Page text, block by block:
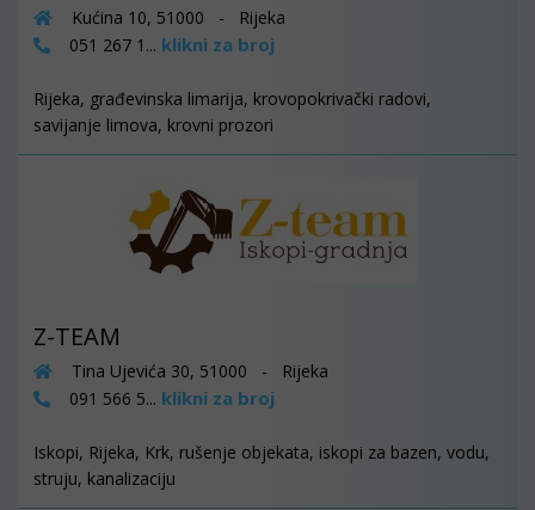
Kućina 10, 51000 - Rijeka
051 267 1... klikni za broj
Rijeka, građevinska limarija, krovopokrivački radovi,
savijanje limova, krovni prozori
Z-TEAM
Tina Ujevića 30, 51000 - Rijeka
091 566 5... klikni za broj
Iskopi, Rijeka, Krk, rušenje objekata, iskopi za bazen, vodu,
struju, kanalizaciju